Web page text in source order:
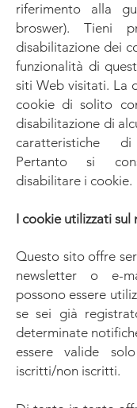
riferimento alla
broswer). Tieni
disabilitazione dei
funzionalità di
siti Web visitati. La
cookie di solito
disabilitazione di
caratteristiche
Pertanto si
disabilitare i cookie.
I cookie utilizzati sul
Questo sito offre
newsletter o e-
possono essere
se sei già
determinate
essere valide
iscritti/non iscritti.